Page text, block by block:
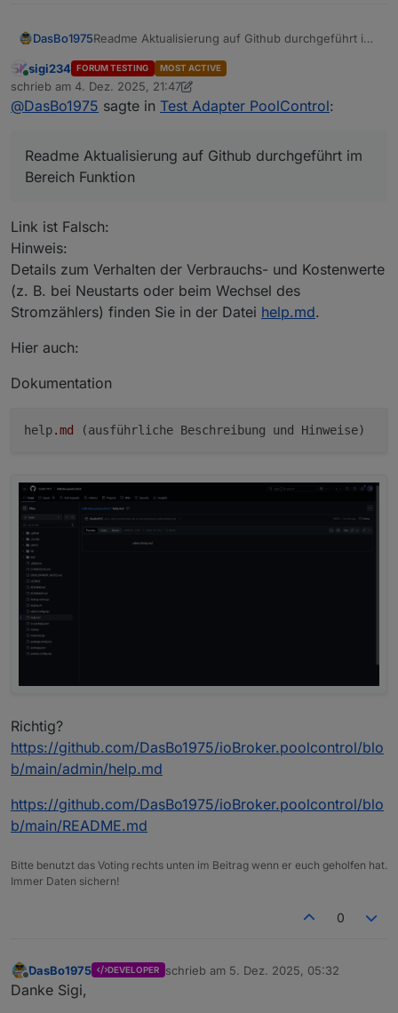
DasBo1975Readme Aktualisierung auf Github durchgeführt im
Online
sigi234 FORUM TESTING MOST ACTIVE
schrieb am 4. Dez. 2025, 21:47
zuletzt editiert von sigi234 12. Apr. 2025, 22:54
@DasBo1975 sagte in Test Adapter PoolControl:
Readme Aktualisierung auf Github durchgeführt im
Bereich Funktion
Link ist Falsch:
Hinweis:
Details zum Verhalten der Verbrauchs- und Kostenwerte
(z. B. bei Neustarts oder beim Wechsel des
Stromzählers) finden Sie in der Datei help.md.
Hier auch:
Dokumentation
help.md
Richtig?
https://github.com/DasBo1975/ioBroker.poolcontrol/blo
b/main/admin/help.md
https://github.com/DasBo1975/ioBroker.poolcontrol/blo
b/main/README.md
Bitte benutzt das Voting rechts unten im Beitrag wenn er euch geholfen hat.
Immer Daten sichern!
0
Offline
DasBo1975 DEVELOPER schrieb am 5. Dez. 2025, 05:32
zuletzt editiert von
Danke Sigi,